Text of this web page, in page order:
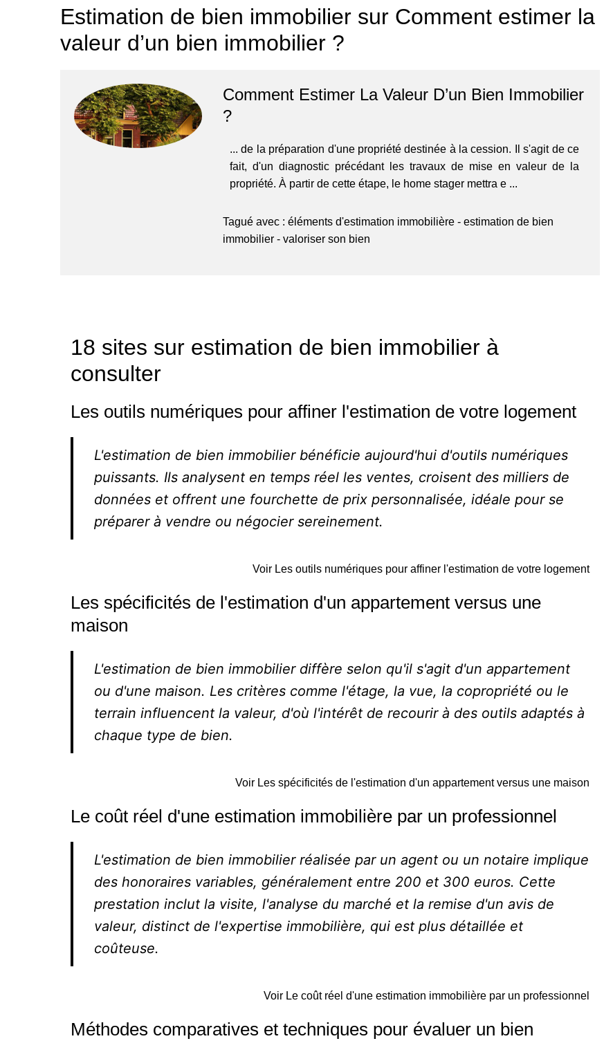
Estimation de bien immobilier sur Comment estimer la
valeur d’un bien immobilier ?
Comment Estimer La Valeur D’un Bien Immobilier
?
... de la préparation d'une propriété destinée à la cession. Il s'agit de ce
fait, d'un diagnostic précédant les travaux de mise en valeur de la
propriété. À partir de cette étape, le home stager mettra e ...
Tagué avec : éléments d'estimation immobilière - estimation de bien
immobilier - valoriser son bien
18 sites sur estimation de bien immobilier à
consulter
Les outils numériques pour affiner l'estimation de votre logement
L'estimation de bien immobilier bénéficie aujourd'hui d'outils numériques
puissants. Ils analysent en temps réel les ventes, croisent des milliers de
données et offrent une fourchette de prix personnalisée, idéale pour se
préparer à vendre ou négocier sereinement.
Voir Les outils numériques pour affiner l'estimation de votre logement
Les spécificités de l'estimation d'un appartement versus une
maison
L'estimation de bien immobilier diffère selon qu'il s'agit d'un appartement
ou d'une maison. Les critères comme l'étage, la vue, la copropriété ou le
terrain influencent la valeur, d'où l'intérêt de recourir à des outils adaptés à
chaque type de bien.
Voir Les spécificités de l'estimation d'un appartement versus une maison
Le coût réel d'une estimation immobilière par un professionnel
L'estimation de bien immobilier réalisée par un agent ou un notaire implique
des honoraires variables, généralement entre 200 et 300 euros. Cette
prestation inclut la visite, l'analyse du marché et la remise d'un avis de
valeur, distinct de l'expertise immobilière, qui est plus détaillée et
coûteuse.
Voir Le coût réel d'une estimation immobilière par un professionnel
Méthodes comparatives et techniques pour évaluer un bien